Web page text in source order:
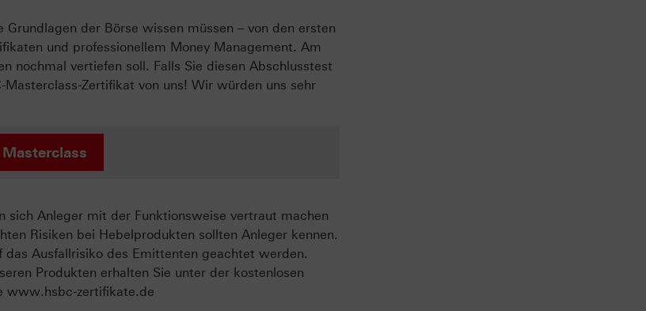
der Börse wissen müssen – von den ersten
und professionellem Money Management. Am
nochmal vertiefen soll. Falls Sie diesen Abschlusstest
Zertifikat von uns! Wir würden uns sehr
Anleger mit der Funktionsweise vertraut machen
Risiken bei Hebelprodukten sollten Anleger kennen.
Ausfallrisiko des Emittenten geachtet werden.
Produkten erhalten Sie unter der kostenlosen
www.hsbc-zertifikate.de